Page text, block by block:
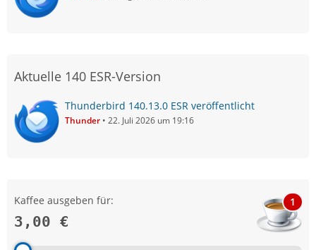
Aktuelle 140 ESR-Version
Thunderbird 140.13.0 ESR veröffentlicht
Thunder 22. Juli 2026 um 19:16
Kaffee ausgeben für:
3,00 €
1